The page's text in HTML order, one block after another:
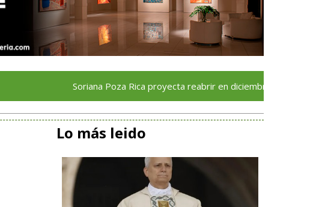
Soriana Poza Rica proyecta reabrir en diciembre tras avance del 70 %
Lo más leido